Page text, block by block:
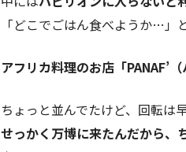
「どこでごはん食べようか…」
アフリカ料理のお店「PANAF’（
ちょっと並んでたけど、回転は
せっかく万博に来たんだから、